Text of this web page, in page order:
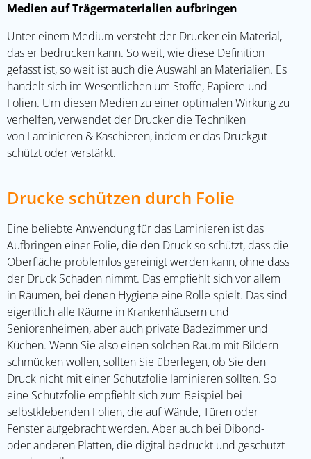
Medien auf Trägermaterialien aufbringen
Unter einem Medium versteht der Drucker ein Material,
das er bedrucken kann. So weit, wie diese Definition
gefasst ist, so weit ist auch die Auswahl an Materialien. Es
handelt sich im Wesentlichen um Stoffe, Papiere und
Folien. Um diesen Medien zu einer optimalen Wirkung zu
verhelfen, verwendet der Drucker die Techniken
von Laminieren & Kaschieren, indem er das Druckgut
schützt oder verstärkt.
Drucke schützen durch Folie
Eine beliebte Anwendung für das Laminieren ist das
Aufbringen einer Folie, die den Druck so schützt, dass die
Oberfläche problemlos gereinigt werden kann, ohne dass
der Druck Schaden nimmt. Das empfiehlt sich vor allem
in Räumen, bei denen Hygiene eine Rolle spielt. Das sind
eigentlich alle Räume in Krankenhäusern und
Seniorenheimen, aber auch private Badezimmer und
Küchen. Wenn Sie also einen solchen Raum mit Bildern
schmücken wollen, sollten Sie überlegen, ob Sie den
Druck nicht mit einer Schutzfolie laminieren sollten. So
eine Schutzfolie empfiehlt sich zum Beispiel bei
selbstklebenden Folien, die auf Wände, Türen oder
Fenster aufgebracht werden. Aber auch bei Dibond-
oder anderen Platten, die digital bedruckt und geschützt